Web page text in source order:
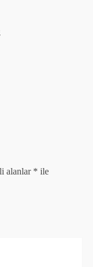
alanlar * ile